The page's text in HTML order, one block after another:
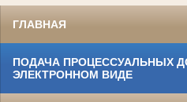
ГЛАВНАЯ
ПОДАЧА ПРОЦЕССУАЛЬНЫХ
ЭЛЕКТРОННОМ ВИДЕ